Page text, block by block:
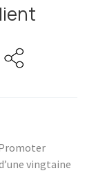
vingtaine